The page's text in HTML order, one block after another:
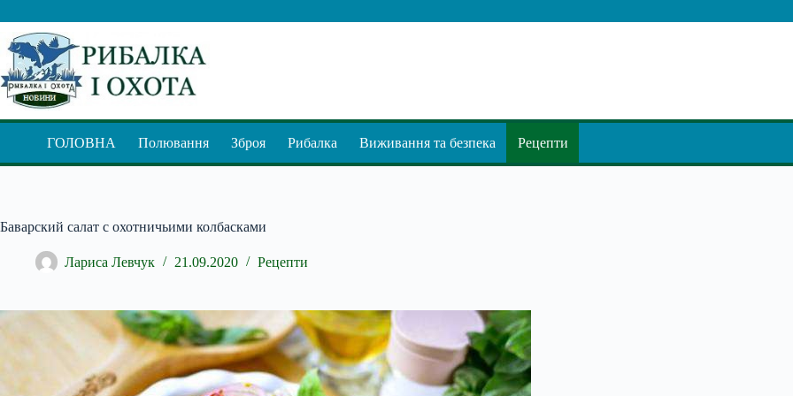
до
вмісту
ГОЛОВНА Полювання Зброя Рибалка Виживання та безпека Рецепти
Баварский салат с охотничьими колбасками
Лариса Левчук 21.09.2020 Рецепти